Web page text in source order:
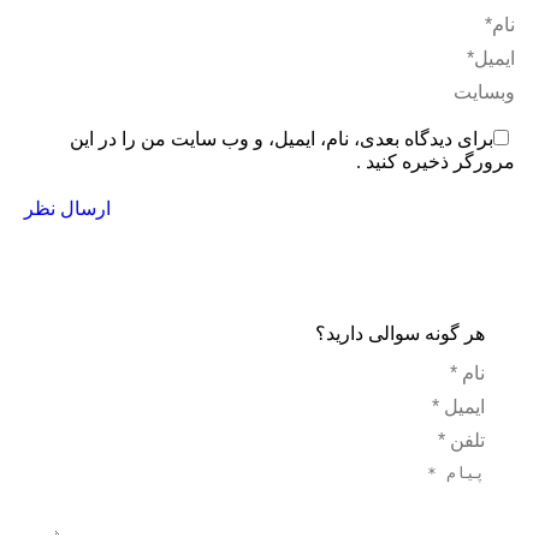
نام *
ایمیل *
وبسایت
برای دیدگاه بعدی، نام، ایمیل، و وب سایت من را در این
مرورگر ذخیره کنید .
ارسال نظر
هر گونه سوالی دارید؟
نام *
ایمیل *
تلفن *
پیام *